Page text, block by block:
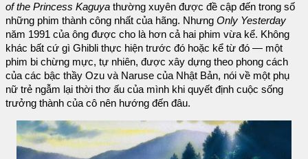
of the Princess Kaguya thường xuyên được đề cập đến trong số
những phim thành công nhất của hãng. Nhưng Only Yesterday
năm 1991 của ông được cho là hơn cả hai phim vừa kể. Không
khác bất cứ gì Ghibli thực hiện trước đó hoặc kể từ đó — một
phim bi chừng mực, tự nhiên, được xây dựng theo phong cách
của các bậc thầy Ozu và Naruse của Nhật Bản, nói về một phụ
nữ trẻ ngẫm lại thời thơ ấu của mình khi quyết định cuộc sống
trưởng thành của cô nên hướng đến đâu.